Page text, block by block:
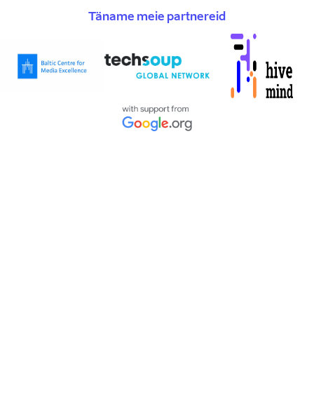
Täname meie partnereid